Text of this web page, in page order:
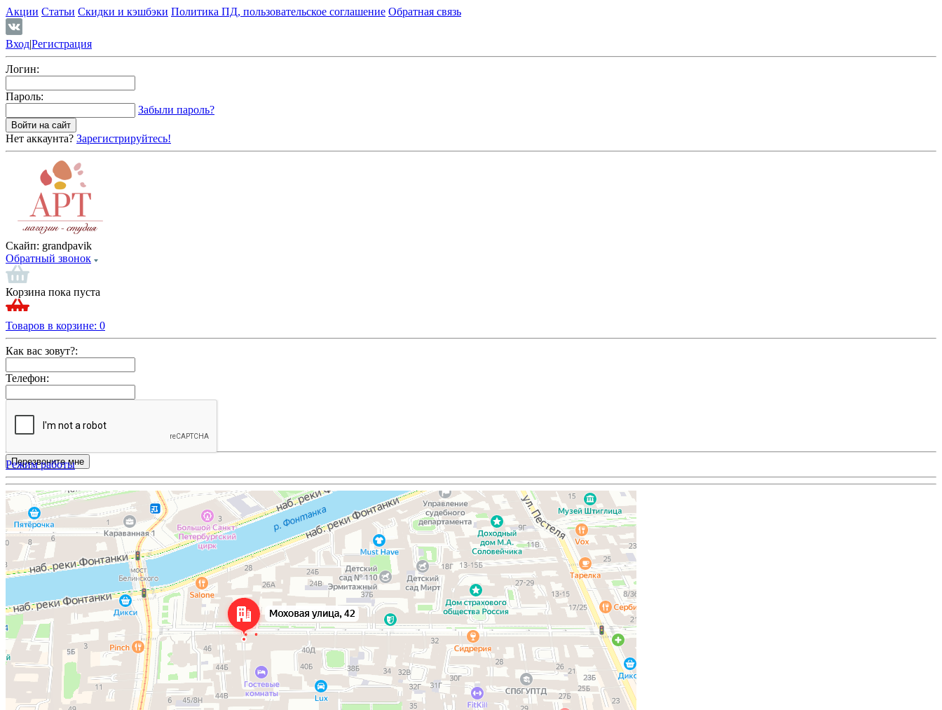
Акции Статьи Скидки и кэшбэки Политика ПД, пользовательское соглашение Обратная связь
Вход|Регистрация
Логин:
Пароль:
Забыли пароль?
Нет аккаунта? Зарегистрируйтесь!
Скайп: grandpavik
Обратный звонок
Корзина пока пуста
Товаров в корзине: 0
Как вас зовут?:
Телефон:
Режим работы